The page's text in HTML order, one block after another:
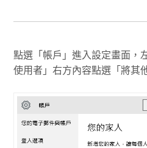
點選「帳戶」進入設定畫面，
使用者」右方內容點選「將其